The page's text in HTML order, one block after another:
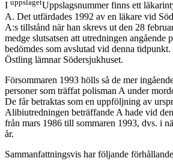
I uppslagetUppslagsnummer finns ett
A. Det utfärdades 1992 av en läkare vid
A:s tillstånd när han skrevs ut den 28
medge slutsatsen att utredningen angående
bedömdes som avslutad vid denna
Östling lämnar Södersjukhuset.
Försommaren 1993 hölls så de mer
personer som träffat polisman A under
De får betraktas som en uppföljning av
Alibiutredningen beträffande A hade vid
från mars 1986 till sommaren 1993, dvs. i
år.
Sammanfattningsvis har följande